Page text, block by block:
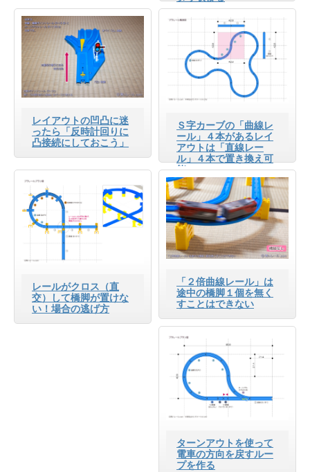
レイアウトの凹凸に迷
ったら「反時計回りに
凸接続にしておこう」
Ｓ字カーブの「曲線レ
ール」４本があるレイ
アウトは「直線レー
ル」４本で置き換え可
能
レールがクロス（直
交）して橋脚が置けな
い！場合の逃げ方
「２倍曲線レール」は
途中の橋脚１個を無く
すことはできない
ターンアウトを使って
電車の方向を戻すルー
プを作る